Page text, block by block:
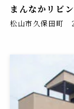
まんなかリビ
松山市久保田町